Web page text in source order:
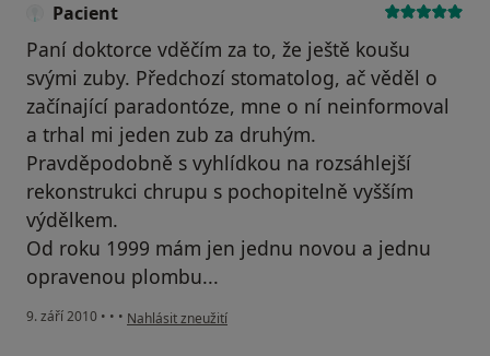
Pacient
Paní doktorce vděčím za to, že ještě koušu
svými zuby. Předchozí stomatolog, ač věděl o
začínající paradontóze, mne o ní neinformoval
a trhal mi jeden zub za druhým.
Pravděpodobně s vyhlídkou na rozsáhlejší
rekonstrukci chrupu s pochopitelně vyšším
výdělkem.
Od roku 1999 mám jen jednu novou a jednu
opravenou plombu...
9. září 2010 • • • podle názoru uživatele Pacient
Nahlásit zneužití